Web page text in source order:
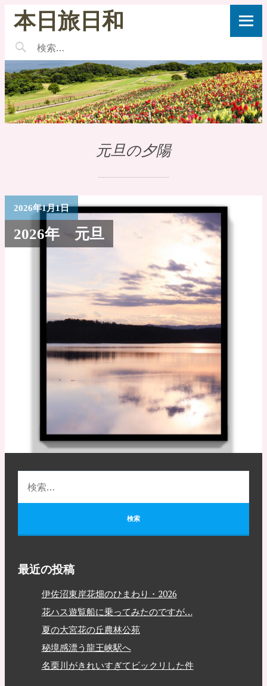
本日旅日和
元旦の夕陽
2026年1月1日
2026年 元旦
最近の投稿
伊佐沼東岸花畑のひまわり・2026
花ハス遊覧船に乗ってみたのですが…
夏の大宮花の丘農林公苑
秘境感漂う龍王峡駅へ
名栗川がきれいすぎてビックリした件